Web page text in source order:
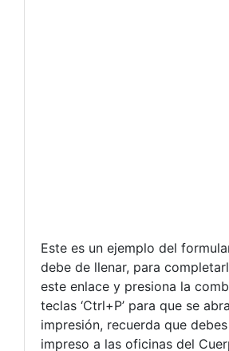
Este es un ejemplo del
debe de llenar, para
este enlace y presiona la
teclas ‘Ctrl+P’ para que se
impresión, recuerda que
impreso a las oficinas del